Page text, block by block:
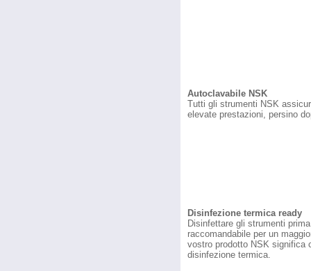
Autoclavabile NSK
Tutti gli strumenti NSK
elevate prestazioni, persino
Disinfezione termica ready
Disinfettare gli strumenti
raccomandabile per un
vostro prodotto NSK significa
disinfezione termica.